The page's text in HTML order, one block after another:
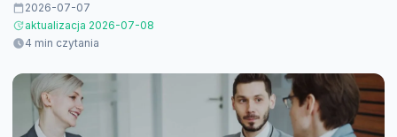
2026-07-07
aktualizacja 2026-07-08
4 min czytania